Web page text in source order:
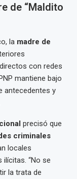
de “Maldito
la madre de
con redes
PNP mantiene bajo
antecedentes y
precisó que
criminales
locales
“No se
la trata de